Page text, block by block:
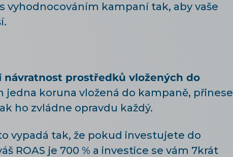
vyhodnocováním kampaní tak, aby vaše
návratnost prostředků vložených do
jedna koruna vložená do kampaně, přinese
ho zvládne opravdu každý.
vypadá tak, že pokud investujete do
ROAS je 700 % a investice se vám 7krát